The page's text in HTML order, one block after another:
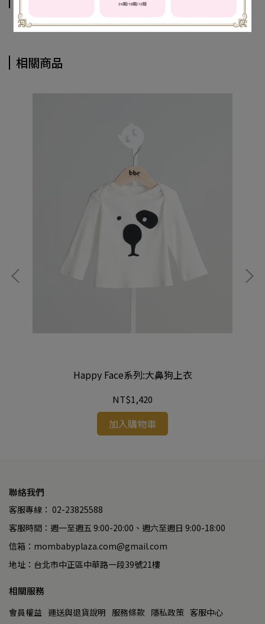
相關商品
Happy Face系列:大鼻狗上衣
NT$1,420
加入購物車
聯絡我們
客服專線： 02-23825588
客服時間：週一至週五 9:00-20:00、週六至週日 9:00-18:00
信箱：mombabyplaza.com@gmail.com
地址：台北市中正區中華路一段39號21樓
相關服務
會員權益 運送與退貨說明 服務條款 隱私政策 客服中心